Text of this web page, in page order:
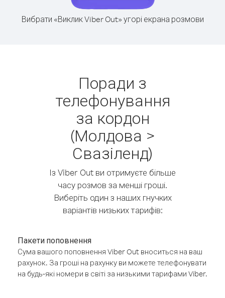
Вибрати «Виклик Viber Out» угорі екрана розмови
Поради з
телефонування
за кордон
(Молдова >
Свазіленд)
Із Viber Out ви отримуєте більше
часу розмов за менші гроші.
Виберіть один з наших гнучких
варіантів низьких тарифів:
Пакети поповнення
Сума вашого поповнення Viber Out вноситься на ваш
рахунок. За гроші на рахунку ви можете телефонувати
на будь-які номери в світі за низькими тарифами Viber.